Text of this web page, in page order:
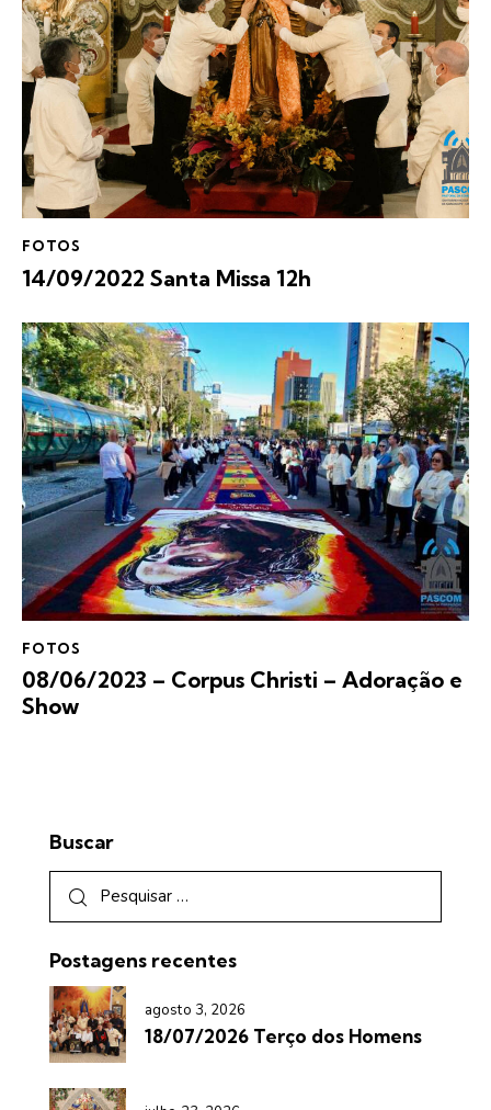
FOTOS
14/09/2022 Santa Missa 12h
FOTOS
08/06/2023 – Corpus Christi – Adoração e
Show
Buscar
Postagens recentes
agosto 3, 2026
18/07/2026 Terço dos Homens